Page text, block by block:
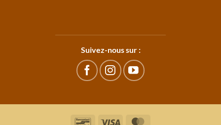
Suivez-nous sur :
BancontactVisa